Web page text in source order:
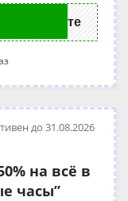
те
на всё в
часы”
до 31.08.2026